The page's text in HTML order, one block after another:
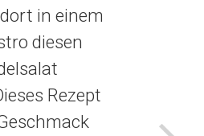
in einem
diesen
Rezept